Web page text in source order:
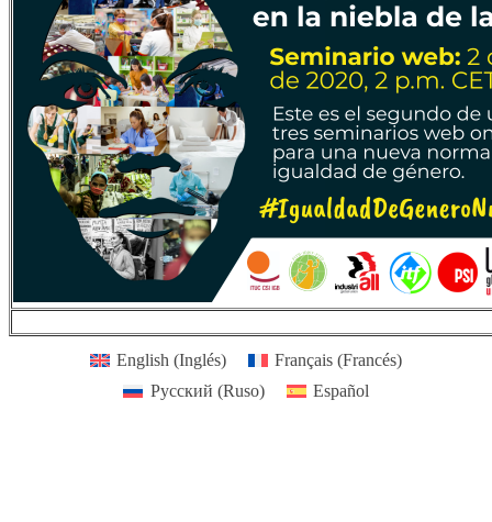
English (Inglés) Français (Francés)
Русский (Ruso) Español